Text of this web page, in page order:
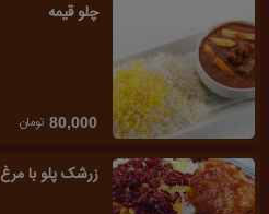
چلو قیمه
80,000 تومان
زرشک پلو با مرغ